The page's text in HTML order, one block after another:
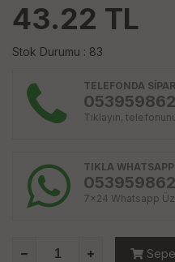
43.22 TL
Stok Durumu : 83
TELEFONDA
Tıklayın,
TIKLA WHATSAPP
7x24 Whatsapp